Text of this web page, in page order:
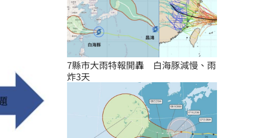
7縣市大雨特報開轟　白海豚減慢、雨
炸3天